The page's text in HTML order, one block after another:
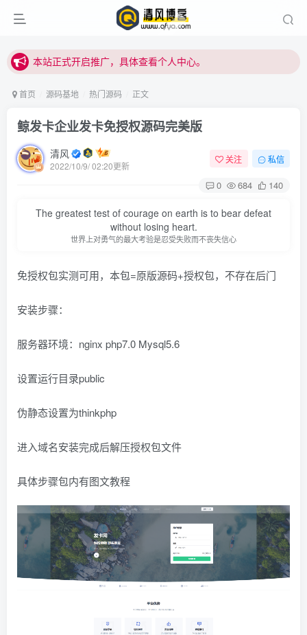
站内下载链接有问题请私信站长 - 清风博客
站内下载链接有问题请私信站长 - 清风博客
首页 源码基地 热门源码 正文
鲸发卡企业发卡免授权源码完美版
清风
2022/10/9/ 02:20更新
关注 私信
0 684 140
The greatest test of courage on earth is to bear defeat
without losing heart.
世界上对勇气的最大考验是忍受失败而不丧失信心
免授权包实测可用，本包=原版源码+授权包，不存在后门
安装步骤：
服务器环境：nginx php7.0 Mysql5.6
设置运行目录public
伪静态设置为thinkphp
进入域名安装完成后解压授权包文件
具体步骤包内有图文教程
登录
没有账号？立即注册
用户名或邮箱
QQ登录
百度登录